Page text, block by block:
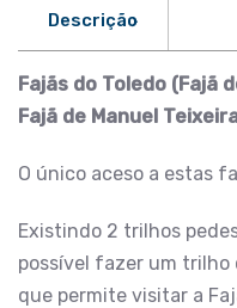
Descrição
Fajãs do Toledo (Fajã
Fajã de Manuel
O único aceso a estas
Existindo 2 trilhos
possível fazer um trilho
que permite visitar a